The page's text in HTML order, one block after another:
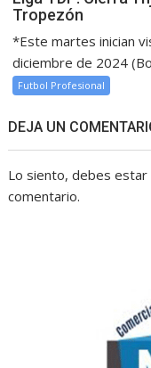
Tropezón
*Este martes inician
diciembre de 2024
Futbol Profesional
DEJA UN
Lo siento, debes estar
comentario.